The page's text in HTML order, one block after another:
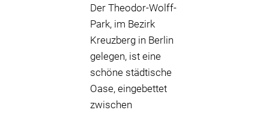
Der Theodor-Wolff-
Park, im Bezirk
Kreuzberg in Berlin
gelegen, ist eine
schöne städtische
Oase, eingebettet
zwischen